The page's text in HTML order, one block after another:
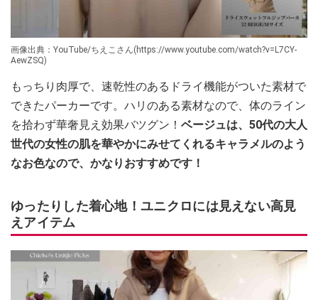
画像出典：YouTube/ちえこさん(https://www.youtube.com/watch?v=L7CY-
AewZSQ)
もっちり肉厚で、速乾性のあるドライ機能がついた素材で
できたパーカーです。ハリのある素材なので、体のライン
を拾わず華奢見え効果バツグン！ ベージュは、50代の大人
世代の女性の肌を華やかにみせてくれるキャラメルのよう
なお色なので、かなりおすすめです！
ゆったりした着心地！ユニクロには見えない高見
えアイテム